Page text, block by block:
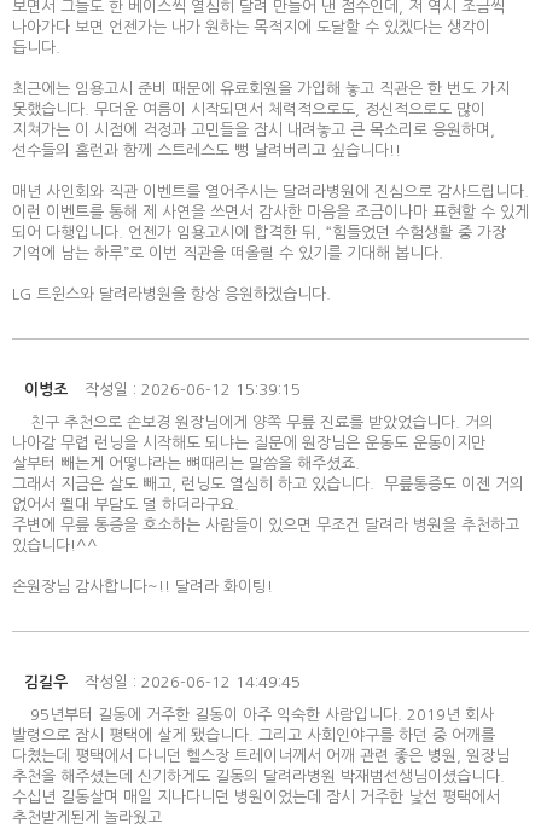
보면서 그들도 한 베이스씩 열심히 달려 만들어 낸 점수인데, 저 역시 조금씩
나아가다 보면 언젠가는 내가 원하는 목적지에 도달할 수 있겠다는 생각이
듭니다.
최근에는 임용고시 준비 때문에 유료회원을 가입해 놓고 직관은 한 번도 가지
못했습니다. 무더운 여름이 시작되면서 체력적으로도, 정신적으로도 많이
지쳐가는 이 시점에 걱정과 고민들을 잠시 내려놓고 큰 목소리로 응원하며,
선수들의 홈런과 함께 스트레스도 뻥 날려버리고 싶습니다!!
매년 사인회와 직관 이벤트를 열어주시는 달려라병원에 진심으로 감사드립니다.
이런 이벤트를 통해 제 사연을 쓰면서 감사한 마음을 조금이나마 표현할 수 있게
되어 다행입니다. 언젠가 임용고시에 합격한 뒤, “힘들었던 수험생활 중 가장
기억에 남는 하루”로 이번 직관을 떠올릴 수 있기를 기대해 봅니다.
LG 트윈스와 달려라병원을 항상 응원하겠습니다.
이병조 작성일 : 2026-06-12 15:39:15
친구 추천으로 손보경 원장님에게 양쪽 무릎 진료를 받았었습니다. 거의
나아갈 무렵 런닝을 시작해도 되냐는 질문에 원장님은 운동도 운동이지만
살부터 빼는게 어떻냐라는 뼈때리는 말씀을 해주셨죠.
그래서 지금은 살도 빼고, 런닝도 열심히 하고 있습니다. 무릎통증도 이젠 거의
없어서 뛸대 부담도 덜 하더라구요.
주변에 무릎 통증을 호소하는 사람들이 있으면 무조건 달려라 병원을 추천하고
있습니다!^^
손원장님 감사합니다~!! 달려라 화이팅!
김길우 작성일 : 2026-06-12 14:49:45
95년부터 길동에 거주한 길동이 아주 익숙한 사람입니다. 2019년 회사
발령으로 잠시 평택에 살게 됐습니다. 그리고 사회인야구를 하던 중 어깨를
다쳤는데 평택에서 다니던 헬스장 트레이너께서 어깨 관련 좋은 병원, 원장님
추천을 해주셨는데 신기하게도 길동의 달려라병원 박재범선생님이셨습니다.
수십년 길동살며 매일 지나다니던 병원이었는데 잠시 거주한 낯선 평택에서
추천받게된게 놀라웠고